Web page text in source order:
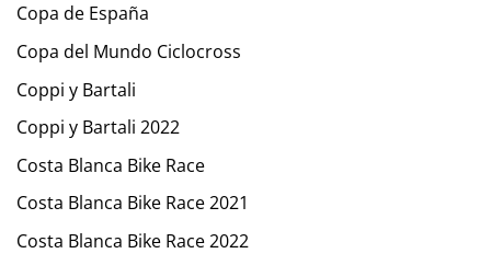
Copa de España
Copa del Mundo Ciclocross
Coppi y Bartali
Coppi y Bartali 2022
Costa Blanca Bike Race
Costa Blanca Bike Race 2021
Costa Blanca Bike Race 2022